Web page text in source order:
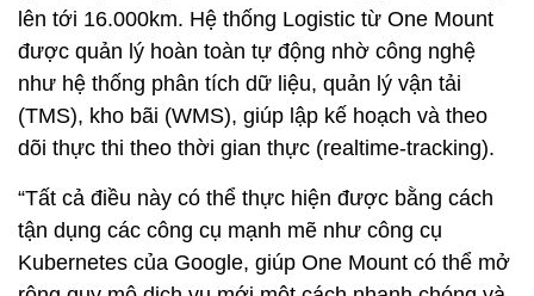
lên tới 16.000km. Hệ thống Logistic từ One Mount
được quản lý hoàn toàn tự động nhờ công nghệ
như hệ thống phân tích dữ liệu, quản lý vận tải
(TMS), kho bãi (WMS), giúp lập kế hoạch và theo
dõi thực thi theo thời gian thực (realtime-tracking).
“Tất cả điều này có thể thực hiện được bằng cách
tận dụng các công cụ mạnh mẽ như công cụ
Kubernetes của Google, giúp One Mount có thể mở